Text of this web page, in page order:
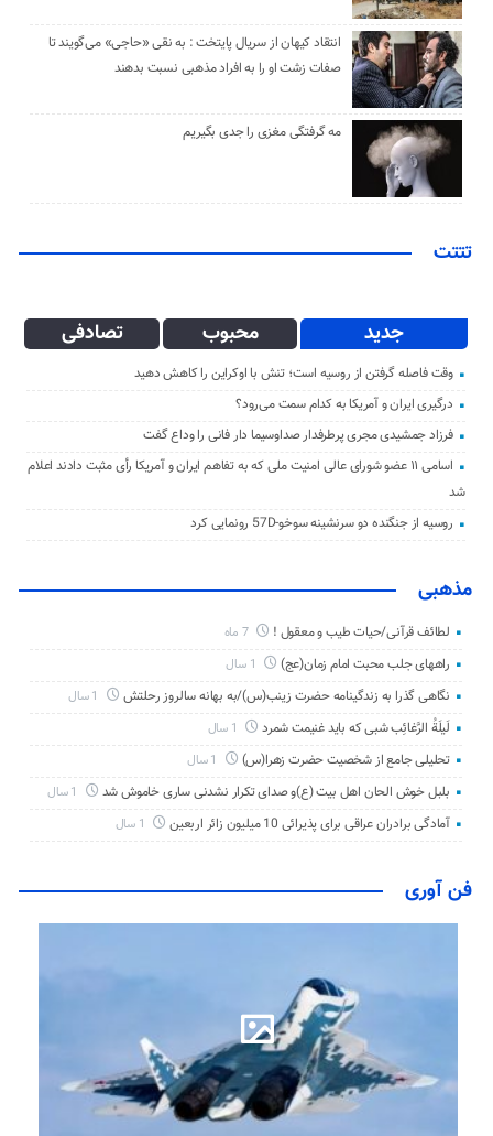
انتقاد کیهان از سریال پایتخت : به نقی «حاجی» می‌گویند تا
صفات زشت او را به افراد مذهبی نسبت بدهند
مه گرفتگی مغزی را جدی بگیریم
تتتت
جدید محبوب تصادفی
وقت فاصله گرفتن از روسیه است؛ تنش با اوکراین را کاهش دهید
درگیری ایران و آمریکا به کدام سمت می‌رود؟
فرزاد جمشیدی مجری پرطرفدار صداوسیما دار فانی را وداع گفت
اسامی ۱۱ عضو شورای عالی امنیت ملی که به تفاهم ایران و آمریکا رأی مثبت دادند اعلام
شد
روسیه از جنگنده دو سرنشینه سوخو-57D رونمایی کرد
مذهبی
لطائف قرآنی/حیات طیب و معقول ! 7 ماه
راههای جلب محبت امام زمان(عج)
نگاهی گذرا به زندگینامه حضرت زینب(س)/به بهانه سالروز رحلتش
لَیلَةُ الرَّغائِب شبی که باید غنیمت شمرد
تحلیلی جامع از شخصیت حضرت زهرا(س)
بلبل خوش الحان اهل بیت (ع)و صدای تکرار نشدنی ساری خاموش شد
آمادگی برادران عراقی برای پذیرائی 10 میلیون زائر اربعین
فن آوری